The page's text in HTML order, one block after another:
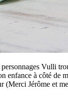
Vulli
enfance à côté de
(Merci Jérôme et